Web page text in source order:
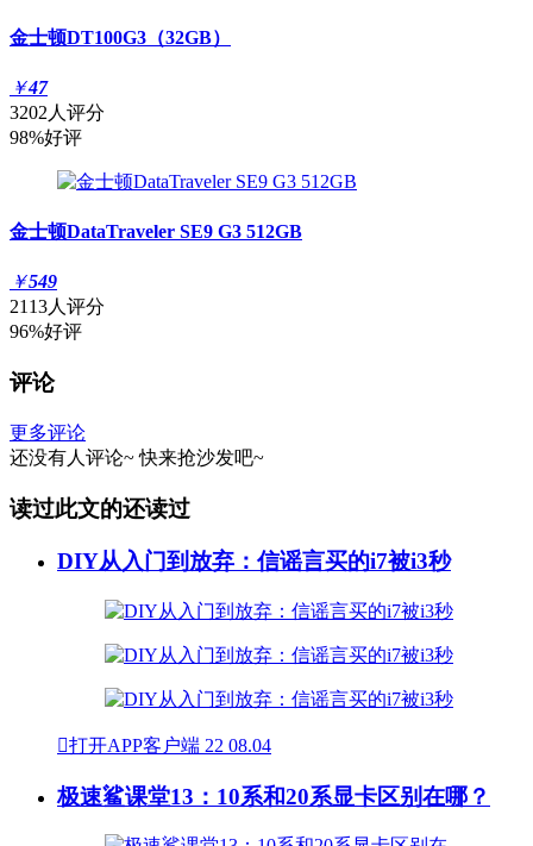
金士顿DT100G3（32GB）
￥47
3202人评分
98%好评
金士顿DataTraveler SE9 G3 512GB
￥549
2113人评分
96%好评
评论
更多评论
还没有人评论~ 快来抢沙发吧~
读过此文的还读过
DIY从入门到放弃：信谣言买的i7被i3秒
打开APP客户端 22 08.04
极速鲨课堂13：10系和20系显卡区别在哪？